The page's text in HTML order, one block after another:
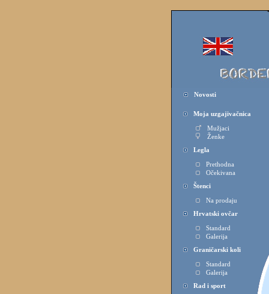
Novosti
Moja uzgajivačnica
Mužjaci
Ženke
Legla
Prethodna
Očekivana
Štenci
Na prodaju
Hrvatski ovčar
Standard
Galerija
Graničarski koli
Standard
Galerija
Rad i sport